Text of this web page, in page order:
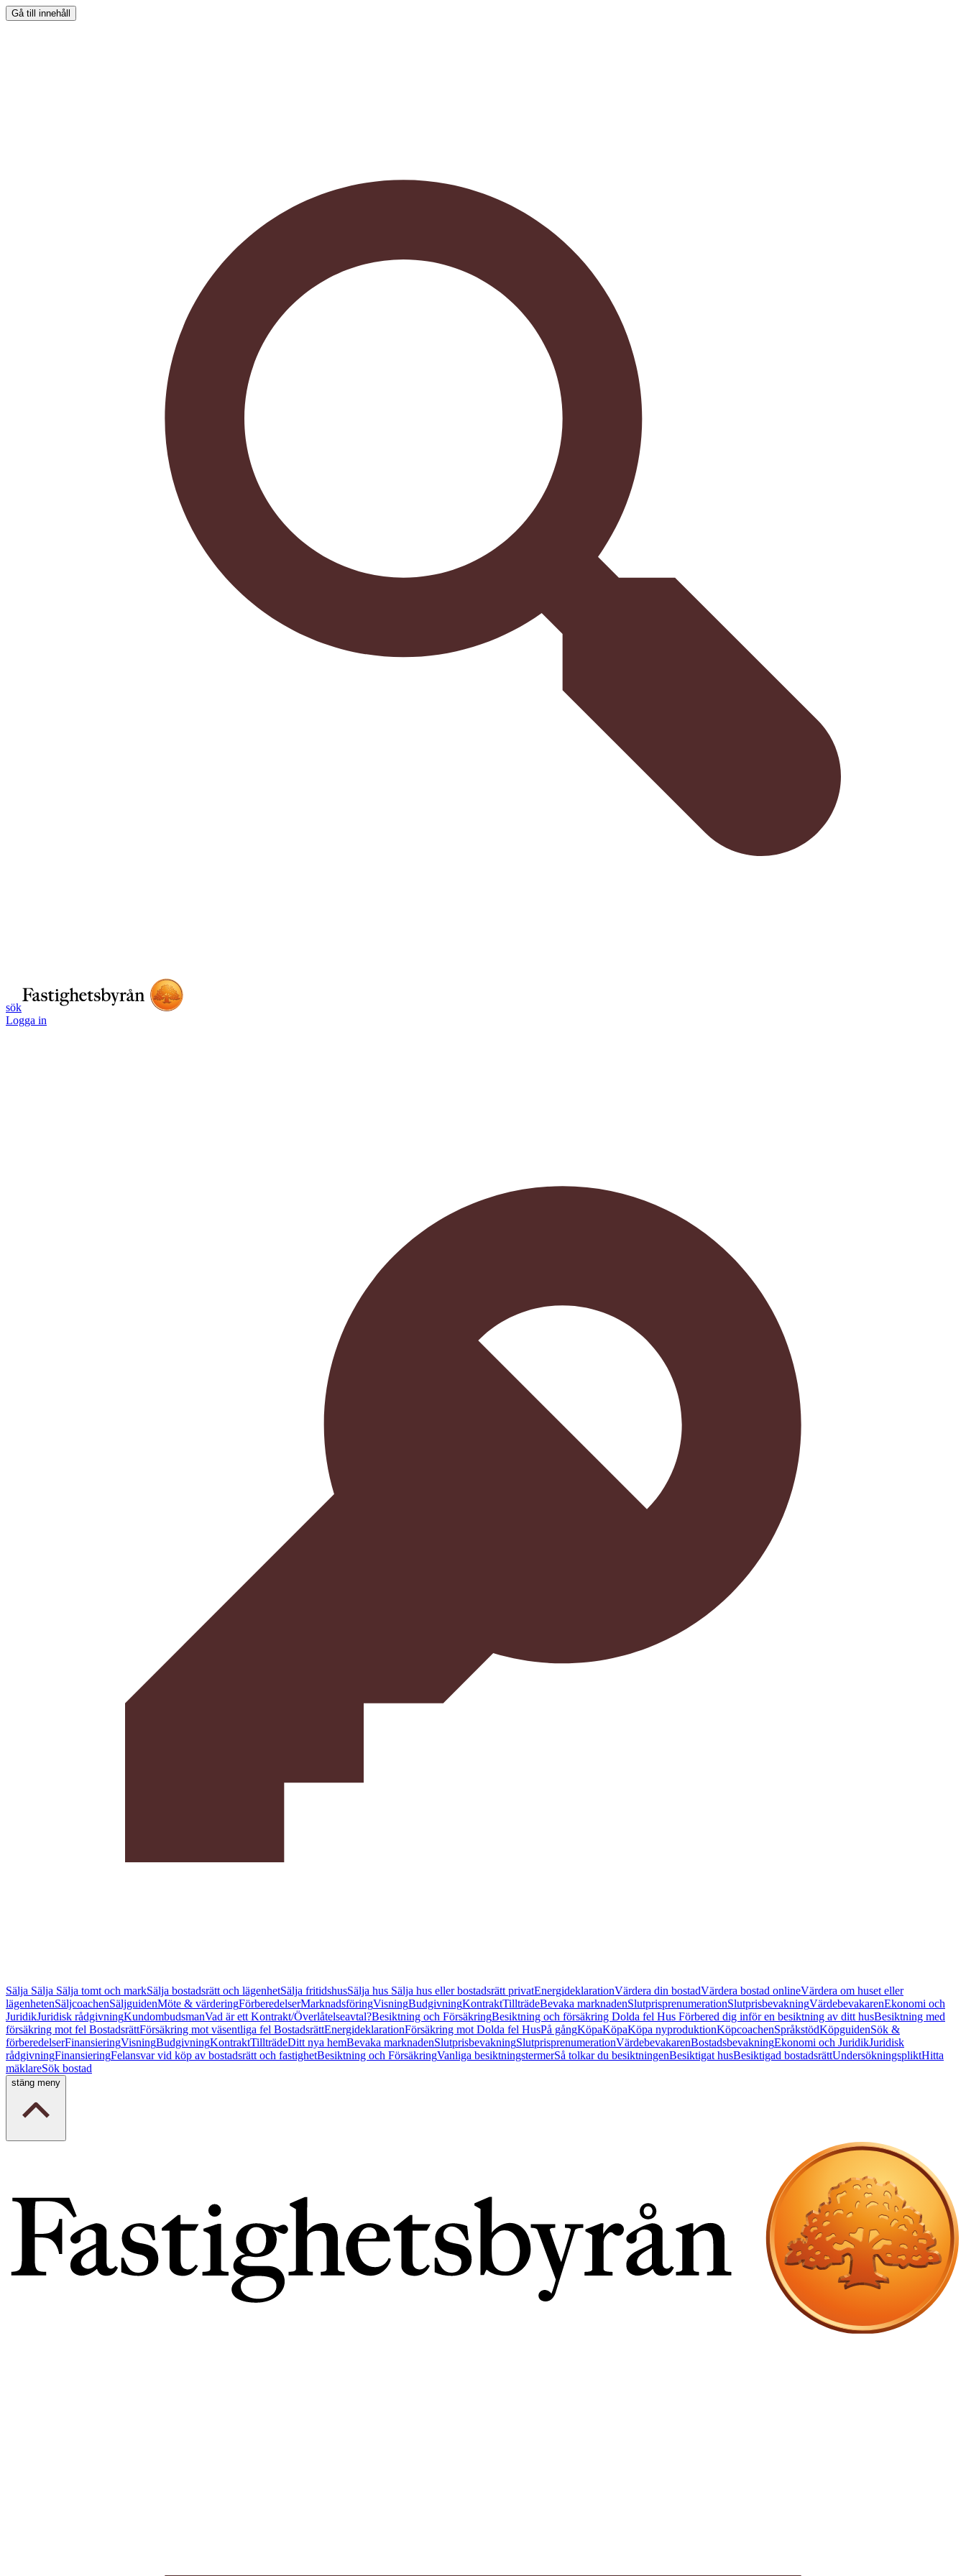
Gå till innehåll
sök
Logga in
Sälja Sälja Sälja tomt och markSälja bostadsrätt och lägenhetSälja fritidshusSälja hus Sälja hus eller bostadsrätt privatEnergideklarationVärdera din bostadVärdera bostad onlineVärdera om huset eller
lägenhetenSäljcoachenSäljguidenMöte & värderingFörberedelserMarknadsföringVisningBudgivningKontraktTillträdeBevaka marknadenSlutprisprenumerationSlutprisbevakningVärdebevakarenEkonomi och
JuridikJuridisk rådgivningKundombudsmanVad är ett Kontrakt/Överlåtelseavtal?Besiktning och FörsäkringBesiktning och försäkring Dolda fel Hus Förbered dig inför en besiktning av ditt husBesiktning med
försäkring mot fel BostadsrättFörsäkring mot väsentliga fel BostadsrättEnergideklarationFörsäkring mot Dolda fel HusPå gångKöpaKöpaKöpa nyproduktionKöpcoachenSpråkstödKöpguidenSök &
förberedelserFinansieringVisningBudgivningKontraktTillträdeDitt nya hemBevaka marknadenSlutprisbevakningSlutprisprenumerationVärdebevakarenBostadsbevakningEkonomi och JuridikJuridisk
rådgivningFinansieringFelansvar vid köp av bostadsrätt och fastighetBesiktning och FörsäkringVanliga besiktningstermerSå tolkar du besiktningenBesiktigat husBesiktigad bostadsrättUndersökningspliktHitta
mäklareSök bostad
stäng meny